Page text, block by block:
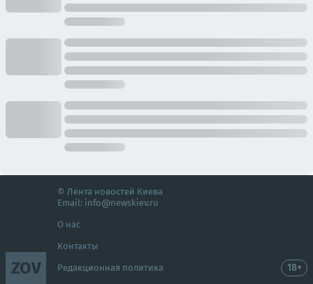
ZOV
© Лента новостей Киева
Email: info@newskiev.ru
О нас
Контакты
Редакционная политика 18+